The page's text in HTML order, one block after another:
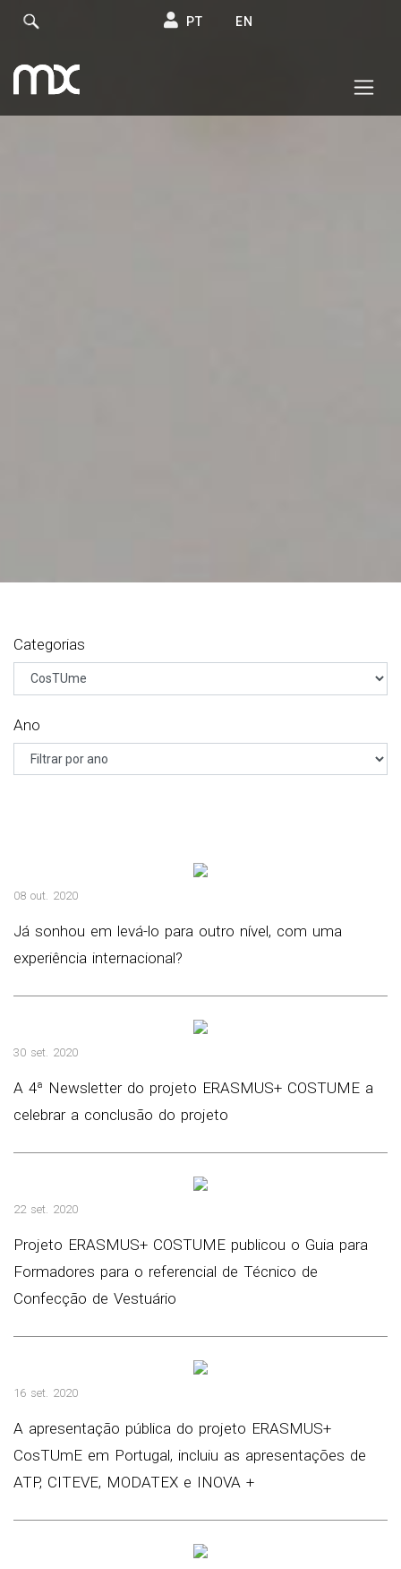
PT EN
Categorias
Ano
08 out. 2020
Já sonhou em levá-lo para outro nível, com uma
experiência internacional?
30 set. 2020
A 4ª Newsletter do projeto ERASMUS+ COSTUME a
celebrar a conclusão do projeto
22 set. 2020
Projeto ERASMUS+ COSTUME publicou o Guia para
Formadores para o referencial de Técnico de
Confecção de Vestuário
16 set. 2020
A apresentação pública do projeto ERASMUS+
CosTUmE em Portugal, incluiu as apresentações de
ATP, CITEVE, MODATEX e INOVA +